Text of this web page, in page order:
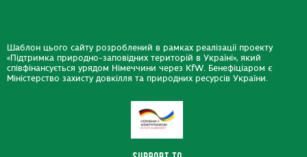
Шаблон цього сайту розроблений в рамках реалізації проекту
«Підтримка природно-заповідних територій в Україні», який
співфінансується урядом Німеччини через KfW. Бенефіціаром є
Міністерство захисту довкілля та природних ресурсів України.